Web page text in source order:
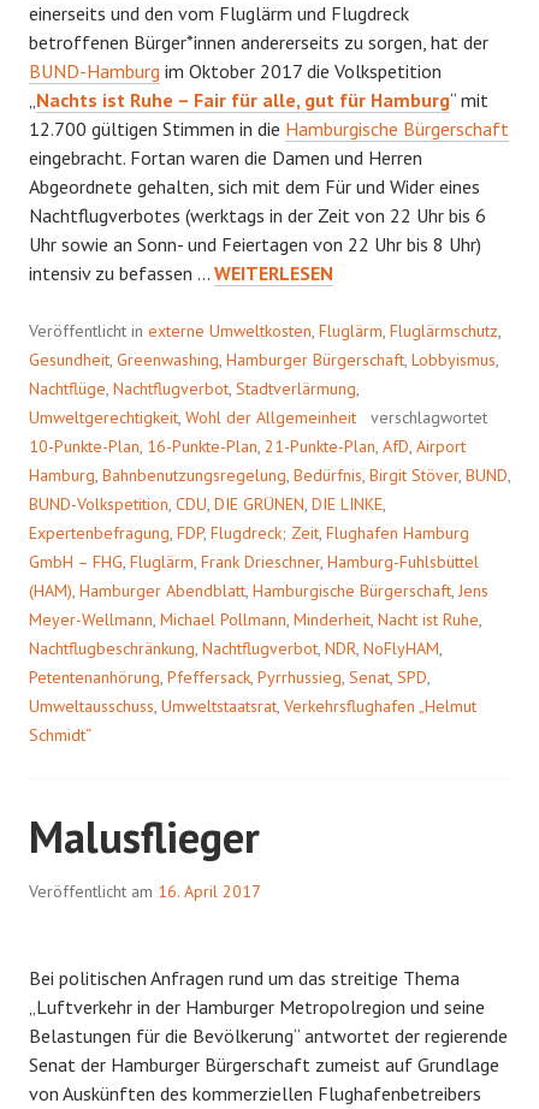
einerseits und den vom Fluglärm und Flugdreck
betroffenen Bürger*innen andererseits zu sorgen, hat der
BUND-Hamburg im Oktober 2017 die Volkspetition
„Nachts ist Ruhe – Fair für alle, gut für Hamburg“ mit
12.700 gültigen Stimmen in die Hamburgische Bürgerschaft
eingebracht. Fortan waren die Damen und Herren
Abgeordnete gehalten, sich mit dem Für und Wider eines
Nachtflugverbotes (werktags in der Zeit von 22 Uhr bis 6
Uhr sowie an Sonn- und Feiertagen von 22 Uhr bis 8 Uhr)
intensiv zu befassen … FADER
WEITERLESEN
Veröffentlicht in externe Umweltkosten, Fluglärm, Fluglärmschutz,
Gesundheit, Greenwashing, Hamburger Bürgerschaft, Lobbyismus,
Nachtflüge, Nachtflugverbot, Stadtverlärmung,
Umweltgerechtigkeit, Wohl der Allgemeinheit
verschlagwortet
10-Punkte-Plan, 16-Punkte-Plan, 21-Punkte-Plan, AfD, Airport
Hamburg, Bahnbenutzungsregelung, Bedürfnis, Birgit Stöver, BUND,
BUND-Volkspetition, CDU, DIE GRÜNEN, DIE LINKE,
Expertenbefragung, FDP, Flugdreck; Zeit, Flughafen Hamburg
GmbH – FHG, Fluglärm, Frank Drieschner, Hamburg-Fuhlsbüttel
(HAM), Hamburger Abendblatt, Hamburgische Bürgerschaft, Jens
Meyer-Wellmann, Michael Pollmann, Minderheit, Nacht ist Ruhe,
Nachtflugbeschränkung, Nachtflugverbot, NDR, NoFlyHAM,
Petentenanhörung, Pfeffersack, Pyrrhussieg, Senat, SPD,
Umweltausschuss, Umweltstaatsrat, Verkehrsflughafen „Helmut
Schmidt“
Malusflieger
Veröffentlicht am 16. April 2017
Bei politischen Anfragen rund um das streitige Thema
„Luftverkehr in der Hamburger Metropolregion und seine
Belastungen für die Bevölkerung“ antwortet der regierende
Senat der Hamburger Bürgerschaft zumeist auf Grundlage
von Auskünften des kommerziellen Flughafenbetreibers